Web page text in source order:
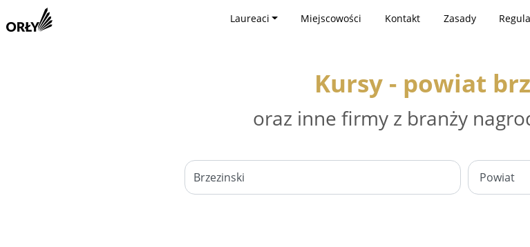
Laureaci Miejscowości Kontakt Zasady
Kursy - powiat
oraz inne firmy z branży